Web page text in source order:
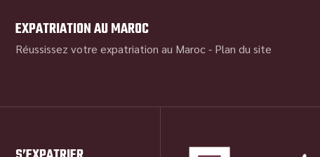
EXPATRIATION AU MAROC
Réussissez votre expatriation au Maroc - Plan du site